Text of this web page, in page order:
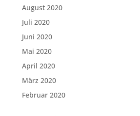
August 2020
Juli 2020
Juni 2020
Mai 2020
April 2020
März 2020
Februar 2020